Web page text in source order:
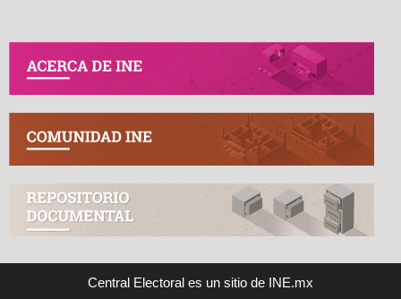
Central Electoral es un sitio de INE.mx